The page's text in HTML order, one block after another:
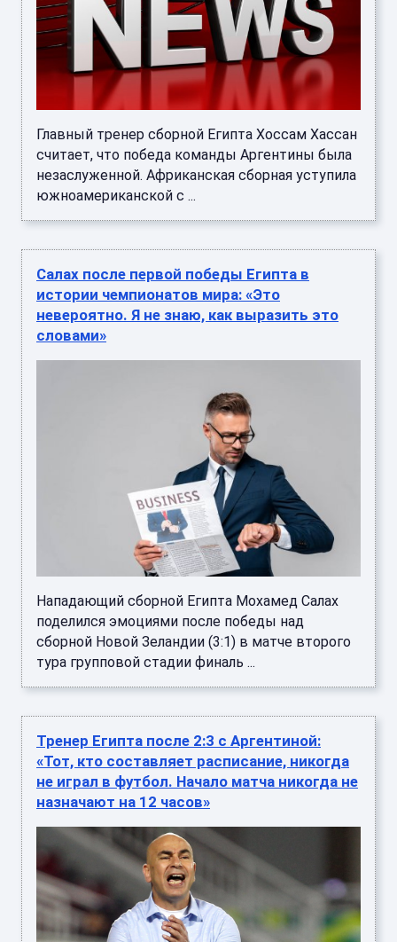
Главный тренер сборной Египта Хоссам Хассан
считает, что победа команды Аргентины была
незаслуженной. Африканская сборная уступила
южноамериканской с ...
Салах после первой победы Египта в
истории чемпионатов мира: «Это
невероятно. Я не знаю, как выразить это
словами»
Нападающий сборной Египта Мохамед Салах
поделился эмоциями после победы над
сборной Новой Зеландии (3:1) в матче второго
тура групповой стадии финаль ...
Тренер Египта после 2:3 с Аргентиной:
«Тот, кто составляет расписание, никогда
не играл в футбол. Начало матча никогда не
назначают на 12 часов»